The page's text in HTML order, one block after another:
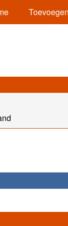
Toevoegen